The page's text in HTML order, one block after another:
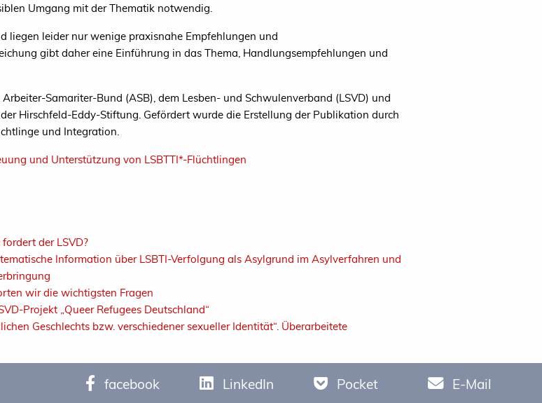
Umgang mit der Thematik notwendig.
liegen leider nur wenige praxisnahe Empfehlungen und
gibt daher eine Einführung in das Thema, Handlungsempfehlungen und
Samariter-Bund (ASB), dem Lesben- und Schwulenverband (LSVD) und
Hirschfeld-Eddy-Stiftung. Gefördert wurde die Erstellung der Publikation durch
und Integration.
und Unterstützung von LSBTTI*-Flüchtlingen
der LSVD?
Information über LSBTI-Verfolgung als Asylgrund im Asylverfahren und
wir die wichtigsten Fragen
Projekt „Queer Refugees Deutschland“
Geschlechts bzw. verschiedener sexueller Identität“. Überarbeitete
facebook LinkedIn Pocket E-Mail